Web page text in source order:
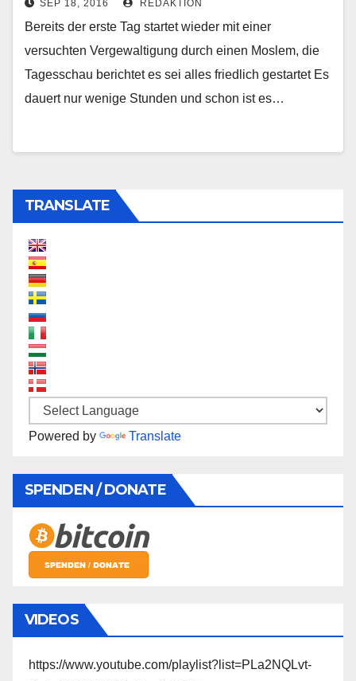
SEP 18, 2016 REDAKTION
Bereits der erste Tag startet wieder mit einer
versuchten Vergewaltigung durch einen Moslem, die
Tagesschau berichtet es sei alles friedlich gestartet Es
dauert nur wenige Stunden und schon ist es…
TRANSLATE
Powered by Translate
SPENDEN / DONATE
VIDEOS
https://www.youtube.com/playlist?list=PLa2NQLvt-